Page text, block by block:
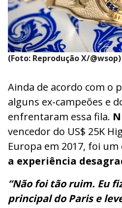
(Foto: Reprodução X/@wsop)
Ainda de acordo com o
alguns ex-campeões e
enfrentaram essa fila.
vencedor do US$ 25K
Europa em 2017, foi um
a experiência
“Não foi tão ruim. Eu
principal do Paris e